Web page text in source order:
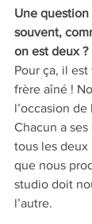
Une question
souvent,
on est deux ?
Pour ça, il
frère aîné !
l’occasion
Chacun a
tous les deux
que nous
studio doit
l’autre.